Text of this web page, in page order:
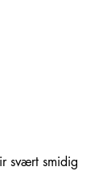
svært smidig